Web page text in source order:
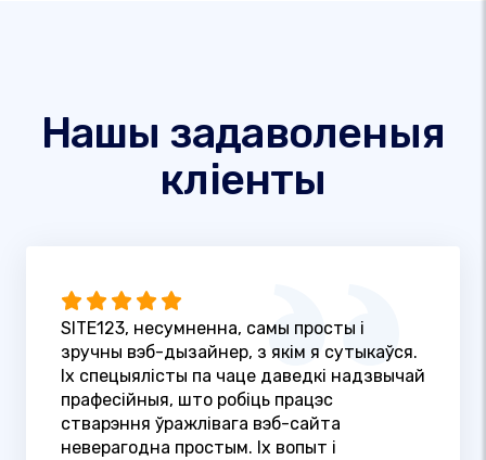
Нашы задаволеныя
кліенты
SITE123, несумненна, самы просты і
зручны вэб-дызайнер, з якім я сутыкаўся.
Іх спецыялісты па чаце даведкі надзвычай
прафесійныя, што робіць працэс
стварэння ўражлівага вэб-сайта
неверагодна простым. Іх вопыт і